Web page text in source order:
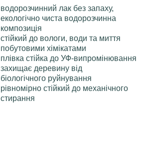
водорозчинний лак без запаху,
екологічно чиста водорозчинна
композиція
стійкий до вологи, води та миття
побутовими хімікатами
плівка стійка до УФ-випромінювання
захищає деревину від
біологічного руйнування
рівномірно стійкий до механічного
стирання